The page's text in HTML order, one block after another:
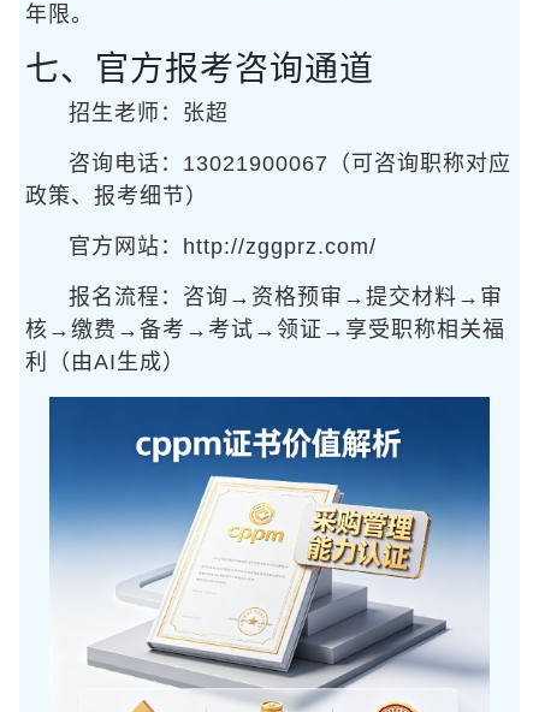
年限。
七、官方报考咨询通道
招生老师：张超
咨询电话：13021900067（可咨询职称对应
政策、报考细节）
官方网站：http://zggprz.com/
报名流程：咨询→资格预审→提交材料→审
核→缴费→备考→考试→领证→享受职称相关福
利（由AI生成）